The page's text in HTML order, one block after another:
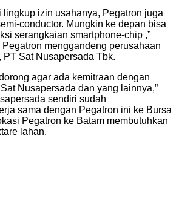
lingkup izin usahanya, Pegatron juga
conductor. Mungkin ke depan bisa
serangkaian smartphone-chip ,”
menggandeng perusahaan
Sat Nusapersada Tbk.
agar ada kemitraan dengan
Nusapersada dan yang lainnya,”
sendiri sudah
sama dengan Pegatron ini ke Bursa
Pegatron ke Batam membutuhkan
lahan.